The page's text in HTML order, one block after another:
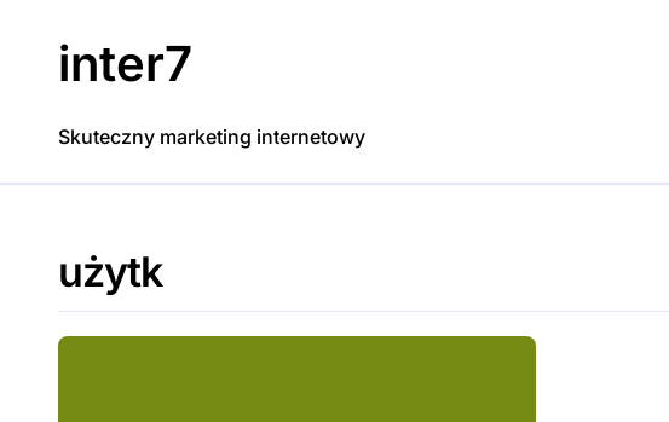
inter7
Skuteczny marketing internetowy
użytk